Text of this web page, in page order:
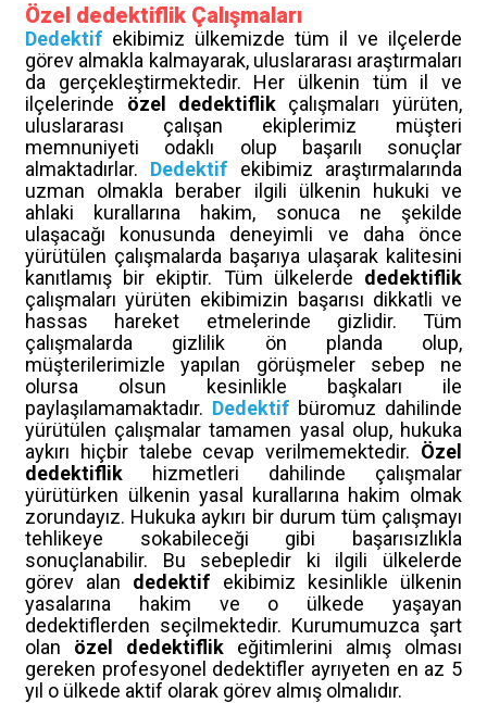
Özel dedektiflik Çalışmaları
Dedektif ekibimiz ülkemizde tüm il ve ilçelerde
görev almakla kalmayarak, uluslararası araştırmaları
da gerçekleştirmektedir. Her ülkenin tüm il ve
ilçelerinde özel dedektiflik çalışmaları yürüten,
uluslararası çalışan ekiplerimiz müşteri
memnuniyeti odaklı olup başarılı sonuçlar
almaktadırlar. Dedektif ekibimiz araştırmalarında
uzman olmakla beraber ilgili ülkenin hukuki ve
ahlaki kurallarına hakim, sonuca ne şekilde
ulaşacağı konusunda deneyimli ve daha önce
yürütülen çalışmalarda başarıya ulaşarak kalitesini
kanıtlamış bir ekiptir. Tüm ülkelerde dedektiflik
çalışmaları yürüten ekibimizin başarısı dikkatli ve
hassas hareket etmelerinde gizlidir. Tüm
çalışmalarda gizlilik ön planda olup,
müşterilerimizle yapılan görüşmeler sebep ne
olursa olsun kesinlikle başkaları ile
paylaşılamamaktadır. Dedektif büromuz dahilinde
yürütülen çalışmalar tamamen yasal olup, hukuka
aykırı hiçbir talebe cevap verilmemektedir. Özel
dedektiflik hizmetleri dahilinde çalışmalar
yürütürken ülkenin yasal kurallarına hakim olmak
zorundayız. Hukuka aykırı bir durum tüm çalışmayı
tehlikeye sokabileceği gibi başarısızlıkla
sonuçlanabilir. Bu sebepledir ki ilgili ülkelerde
görev alan dedektif ekibimiz kesinlikle ülkenin
yasalarına hakim ve o ülkede yaşayan
dedektiflerden seçilmektedir. Kurumumuzca şart
olan özel dedektiflik eğitimlerini almış olması
gereken profesyonel dedektifler ayrıyeten en az 5
yıl o ülkede aktif olarak görev almış olmalıdır.